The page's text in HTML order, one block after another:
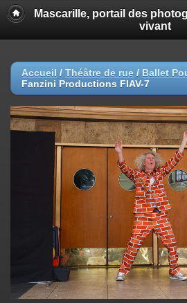
Mascarille, portail des
vivant
Accueil / Théâtre de rue / Ballet
Fanzini Productions FIAV-7